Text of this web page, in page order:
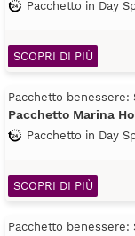
Pacchetto in Day
SCOPRI DI PIÙ
Pacchetto benessere:
Pacchetto Marina
Pacchetto in Day
SCOPRI DI PIÙ
Pacchetto benessere: